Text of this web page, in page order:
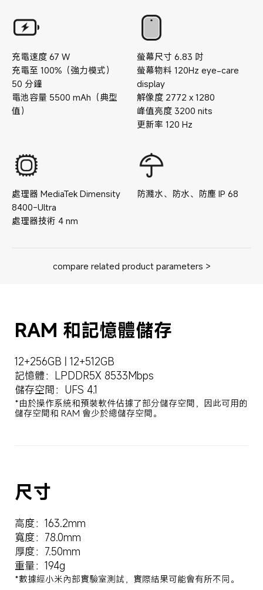
充電速度 67 W
充電至 100%（強力模式）
50 分鐘
電池容量 5500 mAh（典型
值）
螢幕尺寸 6.83 吋
螢幕物料 120Hz eye-care
display
解像度 2772 x 1280
峰值亮度 3200 nits
更新率 120 Hz
處理器 MediaTek Dimensity
8400-Ultra
處理器技術 4nm
防濺水、防水、防塵 IP68
compare related product parameters >
RAM 和記憶體儲存
12+256GB | 12+512GB
記憶體：LPDDR5X 8533Mbps
儲存空間：UFS 4.1
*由於操作系統和預裝軟件佔據了部分儲存空間，因此可用的
儲存空間和 RAM 會少於總儲存空間。
尺寸
高度：163.2mm
寬度：78.0mm
厚度：7.50mm
重量：194g
*數據經小米內部實驗室測試，實際結果可能會有所不同。